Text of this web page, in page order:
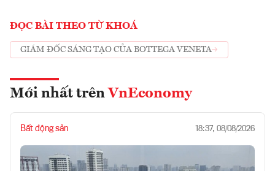
ĐỌC BÀI THEO TỪ KHOÁ
GIÁM ĐỐC SÁNG TẠO CỦA BOTTEGA VENETA
Mới nhất trên VnEconomy
Bất động sản 18:37, 08/08/2026